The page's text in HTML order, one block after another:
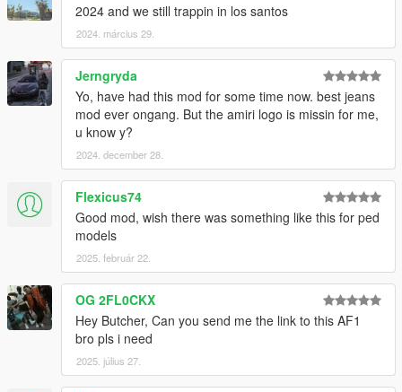
2024 and we still trappin in los santos
2024. március 29.
Jerngryda
Yo, have had this mod for some time now. best jeans
mod ever ongang. But the amiri logo is missin for me,
u know y?
2024. december 28.
Flexicus74
Good mod, wish there was something like this for ped
models
2025. február 22.
OG 2FL0CKX
Hey Butcher, Can you send me the link to this AF1
bro pls i need
2025. július 27.